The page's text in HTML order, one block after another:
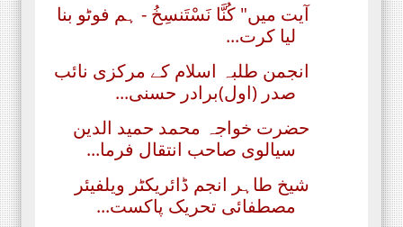
آیت میں" كُنَّا نَسْتَنسِخُ - ہم فوٹو بنا
لیا کرت...
انجمن طلبہ اسلام کے مرکزی نائب
صدر (اول)برادر حسنی...
حضرت خواجہ محمد حمید الدین
سیالوی صاحب انتقال فرما...
شیخ طاہر انجم ڈائریکٹر ویلفیئر
مصطفائی تحریک پاکست...